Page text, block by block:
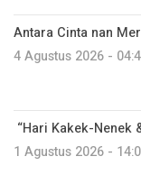
Antara Cinta nan
4 Agustus 2026 -
“Hari Kakek-Nenek
1 Agustus 2026 -